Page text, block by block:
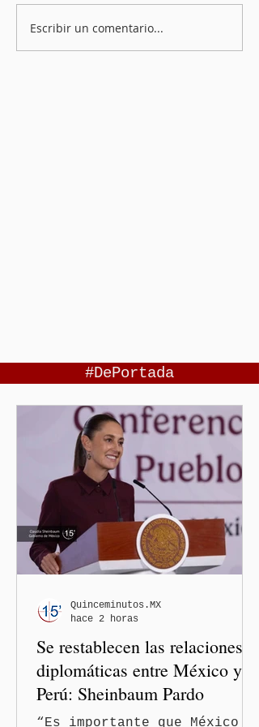
Escribir un comentario...
#DePortada
Se restablecen las relaciones
diplomáticas entre México y
Perú: Sheinbaum Pardo
“Es importante que México
Quinceminutos.MX
hace 2 horas